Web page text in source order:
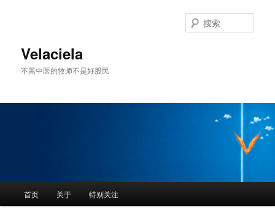
Velaciela
不黑中医的牧师不是好股民
索
首页 关于 特别关注